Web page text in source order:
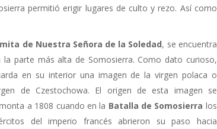
permitió erigir lugares de culto y rezo. Así como
de Nuestra Señora de la Soledad, se encuentra
la parte más alta de Somosierra. Como dato curioso,
en su interior una imagen de la virgen polaca o
de Czestochowa. El origen de esta imagen se
a 1808 cuando en la Batalla de Somosierra los
del imperio francés abrieron su paso hacia